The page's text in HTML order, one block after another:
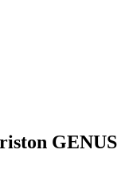
GENUS